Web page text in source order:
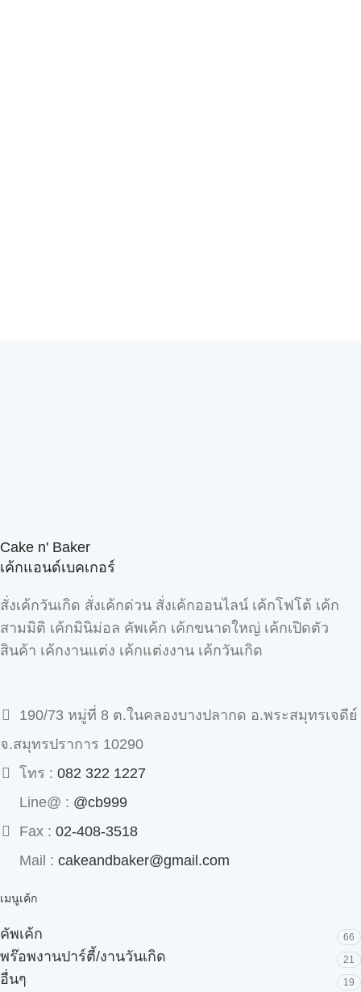
Cake n' Baker
เค้กแอนด์เบคเกอร์
สั่งเค้กวันเกิด สั่งเค้กด่วน สั่งเค้กออนไลน์ เค้กโฟโต้ เค้ก
สามมิติ เค้กมินิม่อล คัพเค้ก เค้กขนาดใหญ่ เค้กเปิดตัว
สินค้า เค้กงานแต่ง เค้กแต่งงาน เค้กวันเกิด
190/73 หมู่ที่ 8 ต.ในคลองบางปลากด อ.พระสมุทรเจดีย์
จ.สมุทรปราการ 10290
โทร : 082 322 1227
Line@ : @cb999
Fax : 02-408-3518
Mail : cakeandbaker@gmail.com
เมนูเค้ก
คัพเค้ก 66
พร๊อพงานปาร์ตี้/งานวันเกิด 21
อื่นๆ 19